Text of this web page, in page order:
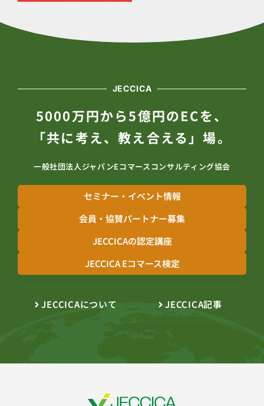
JECCICA
5000万円から5億円のECを、
「共に考え、教え合える」場。
一般社団法人ジャパンEコマースコンサルティング協会
セミナー・イベント情報
会員・協賛パートナー募集
JECCICAの認定講座
JECCICA Eコマース検定
JECCICAについて JECCICA記事